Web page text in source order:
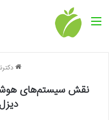
منو
نقش سیستم‌های